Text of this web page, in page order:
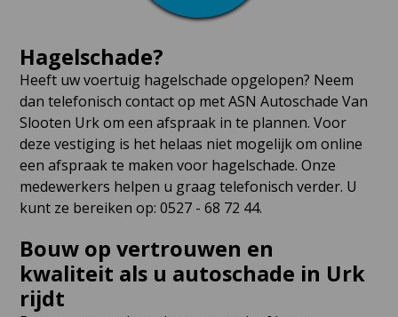
Hagelschade?
Heeft uw voertuig hagelschade opgelopen? Neem
dan telefonisch contact op met ASN Autoschade Van
Slooten Urk om een afspraak in te plannen. Voor
deze vestiging is het helaas niet mogelijk om online
een afspraak te maken voor hagelschade. Onze
medewerkers helpen u graag telefonisch verder. U
kunt ze bereiken op: 0527 - 68 72 44.
Bouw op vertrouwen en
kwaliteit als u autoschade in Urk
rijdt